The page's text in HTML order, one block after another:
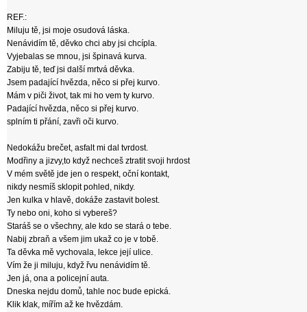
REF.:
Miluju tě, jsi moje osudová láska.
Nenávidím tě, děvko chci aby jsi chcípla.
Vyjebalas se mnou, jsi špinavá kurva.
Zabiju tě, teď jsi další mrtvá děvka.
Jsem padající hvězda, něco si přej kurvo.
Mám v piči život, tak mi ho vem ty kurvo.
Padající hvězda, něco si přej kurvo.
splním ti přání, zavři oči kurvo.
Nedokážu brečet, asfalt mi dal tvrdost.
Modřiny a jizvy,to když nechceš ztratit svoji hrdost
V mém světě jde jen o respekt, oční kontakt,
nikdy nesmíš sklopit pohled, nikdy.
Jen kulka v hlavě, dokáže zastavit bolest.
Ty nebo oni, koho si vybereš?
Staráš se o všechny, ale kdo se stará o tebe.
Nabij zbraň a všem jim ukaž co je v tobě.
Ta děvka mě vychovala, lekce její ulice.
Vím že ji miluju, když řvu nenávidím tě.
Jen já, ona a policejní auta.
Dneska nejdu domů, tahle noc bude epická.
Klik klak, mířím až ke hvězdám.